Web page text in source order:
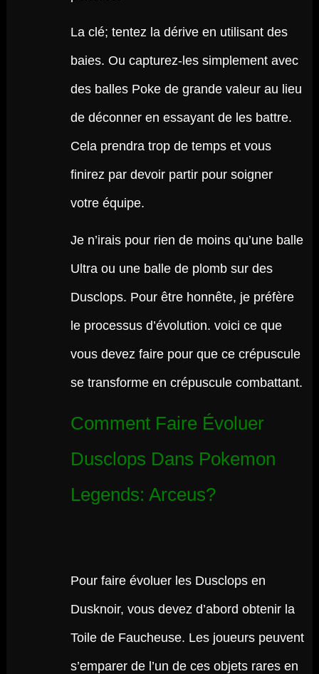
La clé; tentez la dérive en utilisant des
baies. Ou capturez-les simplement avec
des balles Poke de grande valeur au lieu
de déconner en essayant de les battre.
Cela prendra trop de temps et vous
finirez par devoir partir pour soigner
votre équipe.
Je n’irais pour rien de moins qu’une balle
Ultra ou une balle de plomb sur des
Dusclops. Pour être honnête, je préfère
le processus d’évolution. voici ce que
vous devez faire pour que ce crépuscule
se transforme en crépuscule combattant.
Comment Faire Évoluer
Dusclops Dans Pokemon
Legends: Arceus?
Pour faire évoluer les Dusclops en
Dusknoir, vous devez d’abord obtenir la
Toile de Faucheuse. Les joueurs peuvent
s’emparer de l’un de ces objets rares en